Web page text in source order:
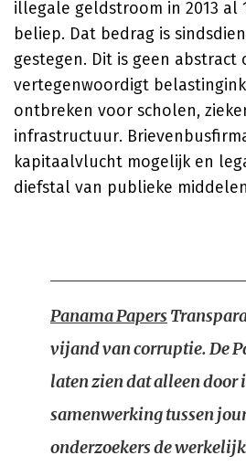
illegale geldstroom in 2013 al
beliep. Dat bedrag is
gestegen. Dit is geen abstract
vertegenwoordigt
ontbreken voor scholen,
infrastructuur.
kapitaalvlucht mogelijk en
diefstal van publieke
Panama Papers
vijand van corruptie. De
laten zien dat alleen
samenwerking tussen
onderzoekers de